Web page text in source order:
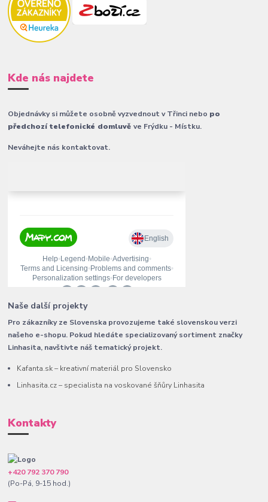
Kde nás najdete
Objednávky si můžete osobně vyzvednout v Třinci nebo po
předchozí telefonické domluvěve Frýdku - Místku.
Neváhejte nás kontaktovat.
Naše další projekty
Pro zákazníky ze Slovenska provozujeme také slovenskou verzi
našeho e-shopu. Pokud hledáte specializovaný sortiment značky
Linhasita, navštivte náš tematický projekt.
Kafanta.sk – kreativní materiál pro Slovensko
Linhasita.cz – specialista na voskované šňůry Linhasita
Kontakty
+420 792 370 790
(Po-Pá, 9-15 hod.)